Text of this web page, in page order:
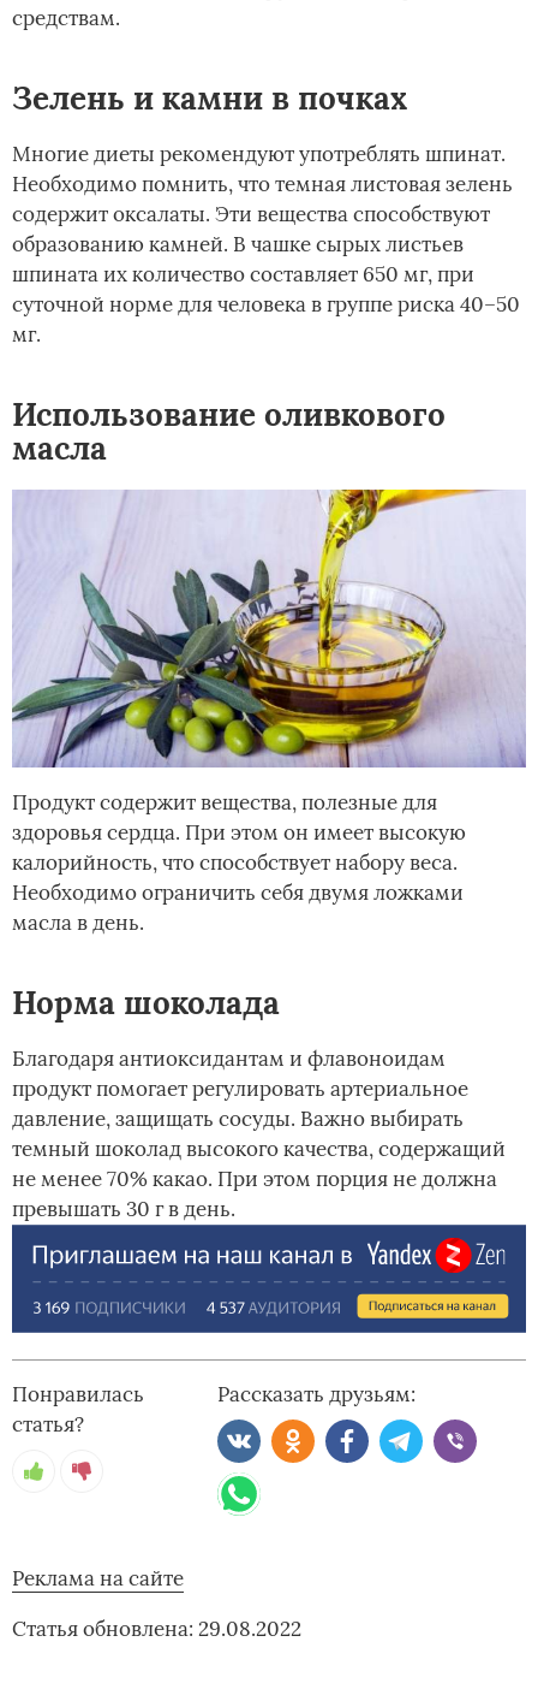
средствам.
Зелень и камни в почках
Многие диеты рекомендуют употреблять шпинат.
Необходимо помнить, что темная листовая зелень
содержит оксалаты. Эти вещества способствуют
образованию камней. В чашке сырых листьев
шпината их количество составляет 650 мг, при
суточной норме для человека в группе риска 40–50
мг.
Использование оливкового
масла
Продукт содержит вещества, полезные для
здоровья сердца. При этом он имеет высокую
калорийность, что способствует набору веса.
Необходимо ограничить себя двумя ложками
масла в день.
Норма шоколада
Благодаря антиоксидантам и флавоноидам
продукт помогает регулировать артериальное
давление, защищать сосуды. Важно выбирать
темный шоколад высокого качества, содержащий
не менее 70% какао. При этом порция не должна
превышать 30 г в день.
Понравилась
статья?
Рассказать друзьям:
Реклама на сайте
Статья обновлена: 29.08.2022